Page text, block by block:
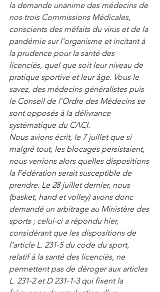
la demande unanime des médecins de
nos trois Commissions Médicales,
conscients des méfaits du virus et de la
pandémie sur l’organisme et incitant à
la prudence pour la santé des
licenciés, quel que soit leur niveau de
pratique sportive et leur âge. Vous le
savez, des médecins généralistes puis
le Conseil de l’Ordre des Médecins se
sont opposés à la délivrance
systématique du CACI.
Nous avions écrit, le 7 juillet que si
malgré tout, les blocages persistaient,
nous verrions alors quelles dispositions
la Fédération serait susceptible de
prendre. Le 28 juillet dernier, nous
(basket, hand et volley) avons donc
demandé un arbitrage au Ministère des
sports ; celui-ci a répondu hier,
considérant que les dispositions de
l’article L. 231-5 du code du sport,
relatif à la santé des licenciés, ne
permettent pas de déroger aux articles
L. 231-2 et D 231-1-3 qui fixent la